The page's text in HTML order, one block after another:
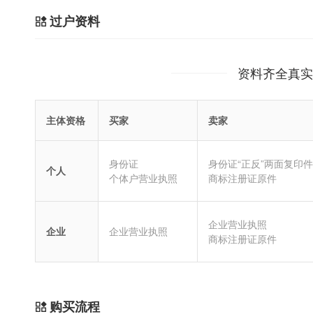
过户资料
资料齐全真
主体资格 买家 卖家
个人
身份证
个体户营业执照
身份证“正反”两面复印件
商标注册证原件
企业 企业营业执照
企业营业执照
商标注册证原件
购买流程